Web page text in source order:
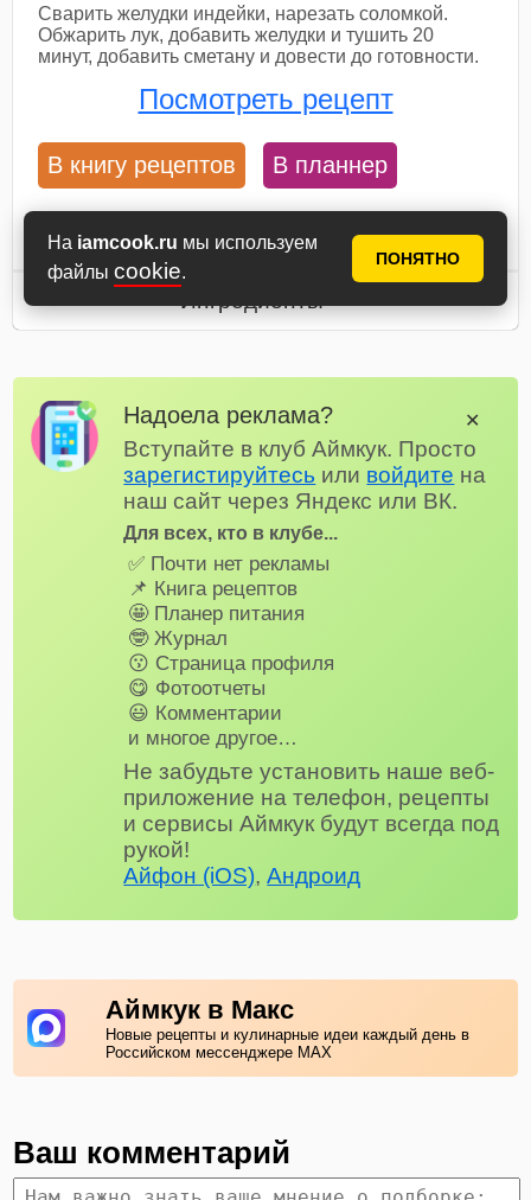
На iamcook.ru мы используем
файлы cookie.
ПОНЯТНО
Сварить желудки индейки, нарезать соломкой.
Обжарить лук, добавить желудки и тушить 20
минут, добавить сметану и довести до готовности.
Посмотреть рецепт
В книгу рецептов В планнер
Ингредиенты
Надоела реклама?
Вступайте в клуб Аймкук. Просто
зарегистируйтесь или войдите на
наш сайт через Яндекс или ВК.
Для всех, кто в клубе...
✅ Почти нет рекламы
📌 Книга рецептов
🤩 Планер питания
🤓 Журнал
😗 Страница профиля
😋 Фотоотчеты
😃 Комментарии
и многое другое…
Не забудьте установить наше веб-
приложение на телефон, рецепты
и сервисы Аймкук будут всегда под
рукой!
Айфон (iOS),Андроид
✕
Аймкук в Макс
Новые рецепты и кулинарные идеи каждый день в
Российском мессенджере MAX
Ваш комментарий